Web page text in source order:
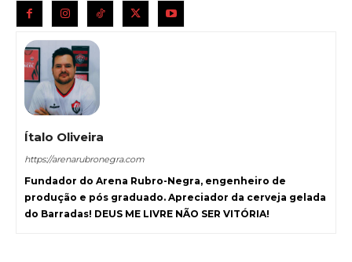
Ítalo Oliveira
https://arenarubronegra.com
Fundador do Arena Rubro-Negra, engenheiro de
produção e pós graduado. Apreciador da cerveja gelada
do Barradas! DEUS ME LIVRE NÃO SER VITÓRIA!